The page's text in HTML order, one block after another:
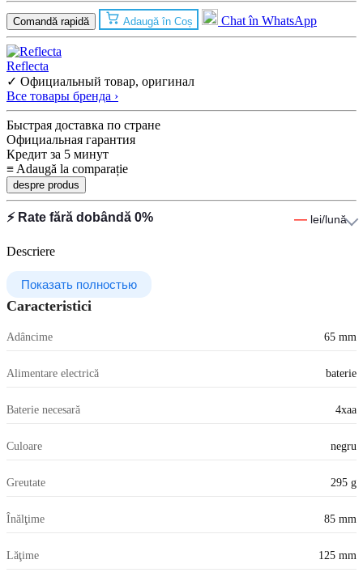
Comandă rapidă Adaugă în Coș Chat în WhatsApp
Reflecta
✓ Официальный товар, оригинал
Все товары бренда ›
Быстрая доставка по стране
Официальная гарантия
Кредит за 5 минут
≡ Adaugă la comparație
despre produs
⚡ Rate fără dobândă 0% — lei/lună
Descriere
Показать полностью
Caracteristici
Adâncime 65 mm
Alimentare electrică baterie
Baterie necesară 4xaa
Culoare negru
Greutate 295 g
Înălţime 85 mm
Lăţime 125 mm